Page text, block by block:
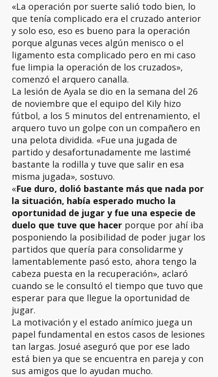
«La operación por suerte salió todo bien, lo
que tenía complicado era el cruzado anterior
y solo eso, eso es bueno para la operación
porque algunas veces algún menisco o el
ligamento esta complicado pero en mi caso
fue limpia la operación de los cruzados»,
comenzó el arquero canalla.
La lesión de Ayala se dio en la semana del 26
de noviembre que el equipo del Kily hizo
fútbol, a los 5 minutos del entrenamiento, el
arquero tuvo un golpe con un compañero en
una pelota dividida. «Fue una jugada de
partido y desafortunadamente me lastimé
bastante la rodilla y tuve que salir en esa
misma jugada», sostuvo.
«Fue duro, dolió bastante más que nada por
la situación, había esperado mucho la
oportunidad de jugar y fue una especie de
duelo que tuve que hacer porque por ahí iba
posponiendo la posibilidad de poder jugar los
partidos que quería para consolidarme y
lamentablemente pasó esto, ahora tengo la
cabeza puesta en la recuperación», aclaró
cuando se le consultó el tiempo que tuvo que
esperar para que llegue la oportunidad de
jugar.
La motivación y el estado anímico juega un
papel fundamental en estos casos de lesiones
tan largas. Josué aseguró que por ese lado
está bien ya que se encuentra en pareja y con
sus amigos que lo ayudan mucho.